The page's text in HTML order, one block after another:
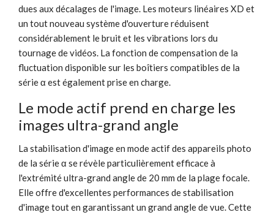
dues aux décalages de l'image. Les moteurs linéaires XD et
un tout nouveau système d'ouverture réduisent
considérablement le bruit et les vibrations lors du
tournage de vidéos. La fonction de compensation de la
fluctuation disponible sur les boîtiers compatibles de la
série α est également prise en charge.
Le mode actif prend en charge les
images ultra-grand angle
La stabilisation d'image en mode actif des appareils photo
de la série α se révèle particulièrement efficace à
l'extrémité ultra-grand angle de 20 mm de la plage focale.
Elle offre d'excellentes performances de stabilisation
d'image tout en garantissant un grand angle de vue. Cette